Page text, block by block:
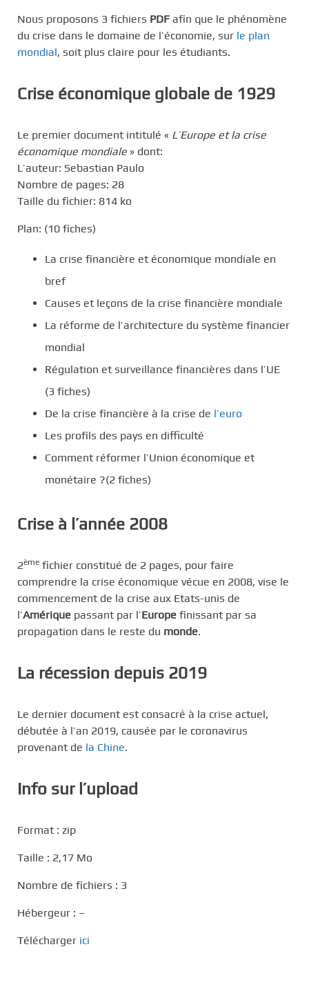
Nous proposons 3 fichiers PDFafin que le phénomène
du crise dans le domaine de l’économie, sur le plan
mondial, soit plus claire pour les étudiants.
Crise économique globale de 1929
Le premier document intitulé « L’Europe et la crise
économique mondiale » dont:
L’auteur: Sebastian Paulo
Nombre de pages: 28
Taille du fichier: 814 ko
Plan: (10 fiches)
La crise financière et économique mondiale en
bref
Causes et leçons de la crise financière mondiale
La réforme de l’architecture du système financier
mondial
Régulation et surveillance financières dans l’UE
(3 fiches)
De la crise financière à la crise de l’euro
Les profils des pays en difficulté
Comment réformer l’Union économique et
monétaire ?(2 fiches)
Crise à l’année 2008
2ème fichier constitué de 2 pages, pour faire
comprendre la crise économique vécue en 2008, vise le
commencement de la crise aux Etats-unis de
l’Amérique passant par l’Europe finissant par sa
propagation dans le reste du monde.
La récession depuis 2019
Le dernier document est consacré à la crise actuel,
débutée à l’an 2019, causée par le coronavirus
provenant de la Chine.
Info sur l’upload
Format : zip
Taille : 2,17 Mo
Nombre de fichiers : 3
Hébergeur : –
Télécharger ici